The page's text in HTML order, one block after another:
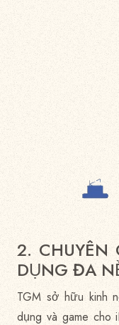
2. CHUYÊN
DỤNG ĐA
TGM sở hữu kinh
dụng và game cho